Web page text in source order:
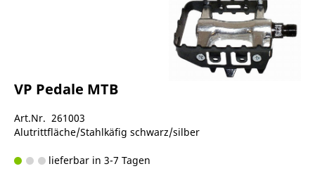
VP Pedale MTB
Art.Nr. 261003
Alutrittfläche/Stahlkäfig schwarz/silber
lieferbar in 3-7 Tagen